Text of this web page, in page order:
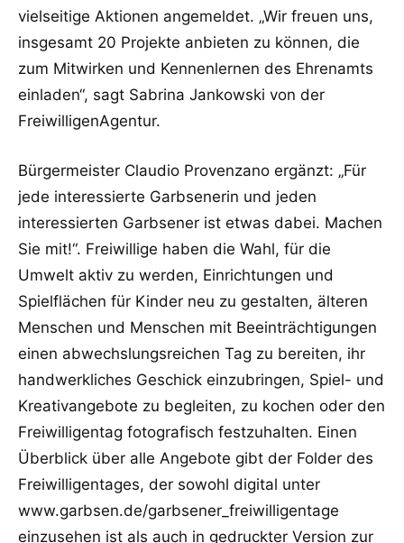
vielseitige Aktionen angemeldet. „Wir freuen uns,
insgesamt 20 Projekte anbieten zu können, die
zum Mitwirken und Kennenlernen des Ehrenamts
einladen“, sagt Sabrina Jankowski von der
FreiwilligenAgentur.
Bürgermeister Claudio Provenzano ergänzt: „Für
jede interessierte Garbsenerin und jeden
interessierten Garbsener ist etwas dabei. Machen
Sie mit!“. Freiwillige haben die Wahl, für die
Umwelt aktiv zu werden, Einrichtungen und
Spielflächen für Kinder neu zu gestalten, älteren
Menschen und Menschen mit Beeinträchtigungen
einen abwechslungsreichen Tag zu bereiten, ihr
handwerkliches Geschick einzubringen, Spiel- und
Kreativangebote zu begleiten, zu kochen oder den
Freiwilligentag fotografisch festzuhalten. Einen
Überblick über alle Angebote gibt der Folder des
Freiwilligentages, der sowohl digital unter
www.garbsen.de/garbsener_freiwilligentage
einzusehen ist als auch in gedruckter Version zur